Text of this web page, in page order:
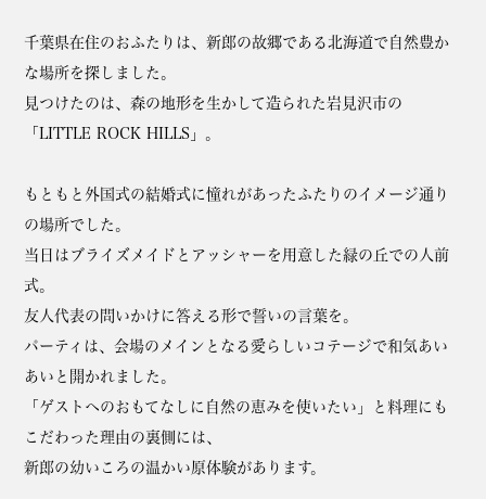
千葉県在住のおふたりは、新郎の故郷である北海道で自然豊か
な場所を探しました。
見つけたのは、森の地形を生かして造られた岩見沢市の
「LITTLE ROCK HILLS」。
もともと外国式の結婚式に憧れがあったふたりのイメージ通り
の場所でした。
当日はブライズメイドとアッシャーを用意した緑の丘での人前
式。
友人代表の問いかけに答える形で誓いの言葉を。
パーティは、会場のメインとなる愛らしいコテージで和気あい
あいと開かれました。
「ゲストへのおもてなしに自然の恵みを使いたい」と料理にも
こだわった理由の裏側には、
新郎の幼いころの温かい原体験があります。